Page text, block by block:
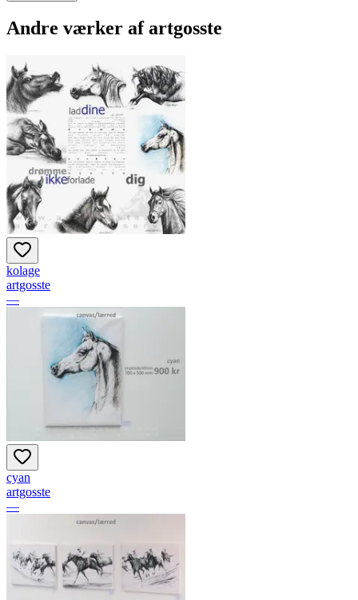
Andre værker afartgosste
kolage
artgosste
—
cyan
artgosste
—